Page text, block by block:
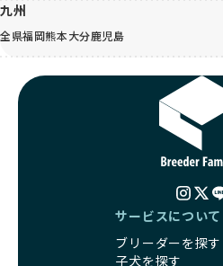
九州
全県福岡熊本大分鹿児島
サービスについて
ブリーダーを探す
子犬を探す